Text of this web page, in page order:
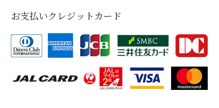
お支払いクレジットカード